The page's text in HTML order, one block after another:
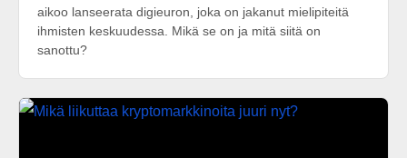
aikoo lanseerata digieuron, joka on jakanut mielipiteitä
ihmisten keskuudessa. Mikä se on ja mitä siitä on
sanottu?